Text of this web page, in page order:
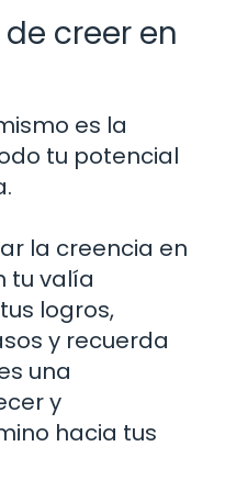
creer en
es la
tu potencial
la creencia en
tu valía
logros,
y recuerda
una
y
hacia tus